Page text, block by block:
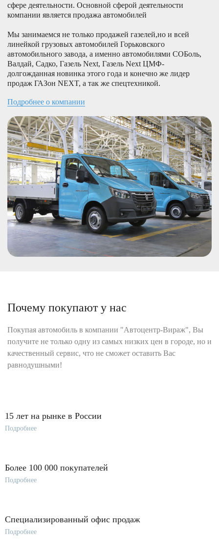
сфере деятельности. Основной сферой деятельности
компании является продажа автомобилей
Мы занимаемся не только продажей газелей,но и всей
линейкой грузовых автомобилей Горьковского
автомобильного завода, а именно автомобилями СОБоль,
Валдай, Садко, Газель Next, Газель Next ЦМФ-
долгожданная новинка этого года и конечно же лидер
продаж ГАЗон NEXT, а так же спецтехникой.
Подробнее о компании
Почему покупают у нас
Покупая автомобиль в компании "Автоцентр-Вираж", Вы
получите не только одну из самых низких цен в городе, но и
качественный сервис, что не сможет оставить Вас
равнодушными!
15 лет на рынке в России
Подробнее
Более 100 000 покупателей
Подробнее
Специализированный офис продаж
Подробнее